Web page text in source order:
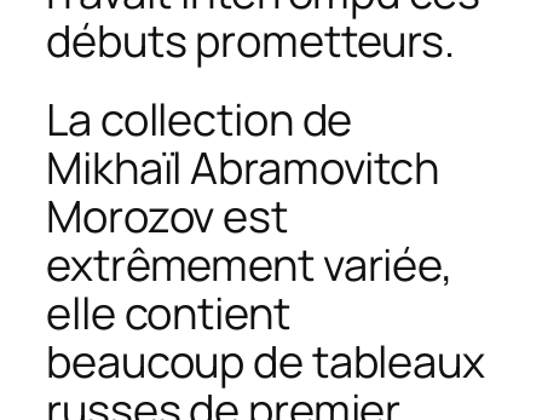
débuts prometteurs.
La collection de
Mikhaïl Abramovitch
Morozov est
extrêmement variée,
elle contient
beaucoup de tableaux